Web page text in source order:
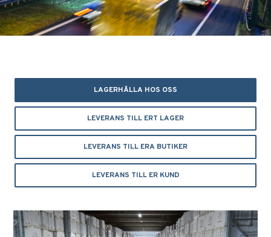
LAGERHÅLLA HOS OSS
LEVERANS TILL ERT LAGER
LEVERANS TILL ERA BUTIKER
LEVERANS TILL ER KUND